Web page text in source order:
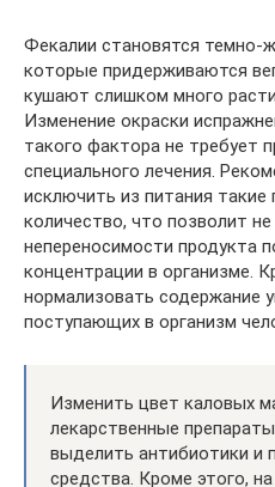
Фекалии становятся темно-
которые придерживаются
кушают слишком много
Изменение окраски
такого фактора не требует
специального лечения.
исключить из питания
количество, что позволит
непереносимости продукта
концентрации в организме.
нормализовать содержание
поступающих в организм
Изменить цвет каловых
лекарственные
выделить антибиотики и
средства. Кроме этого,